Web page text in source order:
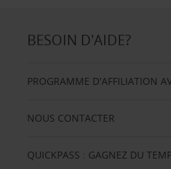
BESOIN D'AIDE?
PROGRAMME D'AFFILIATION
NOUS CONTACTER
QUICKPASS : GAGNEZ DU